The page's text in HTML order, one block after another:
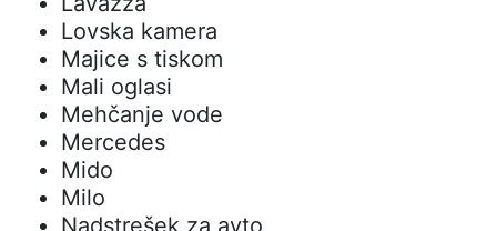
Lovska kamera
Majice s tiskom
Mali oglasi
Mehčanje vode
Mercedes
Mido
Milo
Nadstrešek za avto